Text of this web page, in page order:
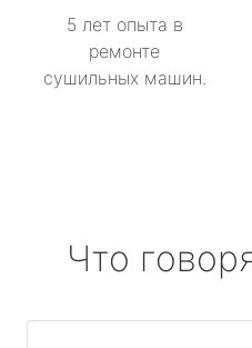
5 лет опыта в
ремонте
сушильных машин.
Что